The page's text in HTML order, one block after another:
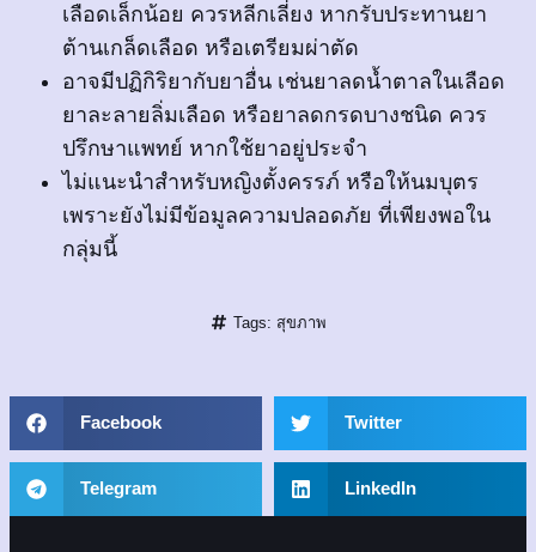
เลือดเล็กน้อย ควรหลีกเลี่ยง หากรับประทานยา
ต้านเกล็ดเลือด หรือเตรียมผ่าตัด
อาจมีปฏิกิริยากับยาอื่น เช่นยาลดน้ำตาลในเลือด
ยาละลายลิ่มเลือด หรือยาลดกรดบางชนิด ควร
ปรึกษาแพทย์ หากใช้ยาอยู่ประจำ
ไม่แนะนำสำหรับหญิงตั้งครรภ์ หรือให้นมบุตร
เพราะยังไม่มีข้อมูลความปลอดภัย ที่เพียงพอใน
กลุ่มนี้
Tags: สุขภาพ
Facebook Twitter
Telegram LinkedIn